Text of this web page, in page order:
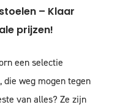
– Klaar
prijzen!
een selectie
die weg mogen tegen
van alles? Ze zijn